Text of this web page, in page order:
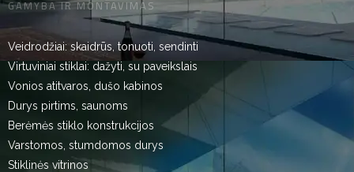
GAMYBA IR MONTAVIMAS
Veidrodžiai: skaidrūs, tonuoti, sendinti
Virtuviniai stiklai: dažyti, su paveikslais
Vonios atitvaros, dušo kabinos
Durys pirtims, saunoms
Berėmės stiklo konstrukcijos
Varstomos, stumdomos durys
Stiklinės vitrinos